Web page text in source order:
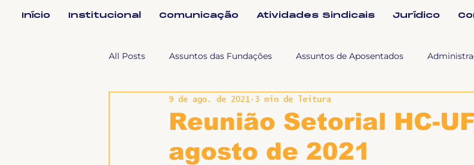
Início Institucional Comunicação Atividades Sindicais Jurídico
All Posts Assuntos das Fundações Assuntos de Aposentados
Assuntos Jurídicos e Relação de Tra Fala SINTET-UFU
Coordenações Efetivos Documentos Formação e Relações
Reunião Setorial HC-
agosto de 2021
9 de ago. de 2021 3 min de leitura